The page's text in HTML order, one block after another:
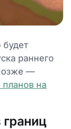
раннего
—
на